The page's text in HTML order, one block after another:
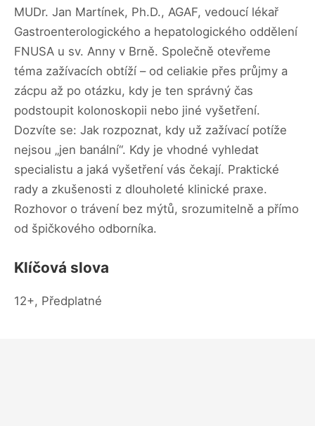
MUDr. Jan Martínek, Ph.D., AGAF, vedoucí lékař
Gastroenterologického a hepatologického oddělení
FNUSA u sv. Anny v Brně. Společně otevřeme
téma zažívacích obtíží – od celiakie přes průjmy a
zácpu až po otázku, kdy je ten správný čas
podstoupit kolonoskopii nebo jiné vyšetření.
Dozvíte se: Jak rozpoznat, kdy už zažívací potíže
nejsou „jen banální“. Kdy je vhodné vyhledat
specialistu a jaká vyšetření vás čekají. Praktické
rady a zkušenosti z dlouholeté klinické praxe.
Rozhovor o trávení bez mýtů, srozumitelně a přímo
od špičkového odborníka.
Klíčová slova
12+, Předplatné